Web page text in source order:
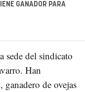
GANADOR PARA
sede del sindicato
Han
de ovejas